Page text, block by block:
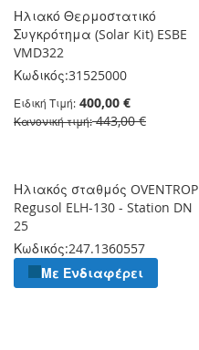
Ηλιακό Θερμοστατικό
Συγκρότημα (Solar Kit) ESBE
VMD322
Κωδικός:31525000
Ειδική Τιμή 400,00 €
Κανονική τιμή 443,00 €
Ηλιακός σταθμός OVENTROP
Regusol ELH-130 - Station DN
25
Κωδικός:247.1360557
Με Ενδιαφέρει